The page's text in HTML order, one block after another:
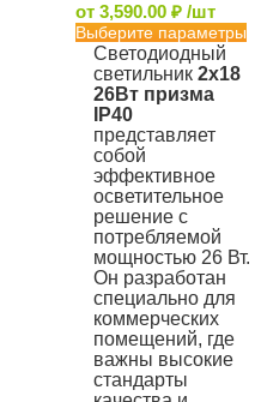
от 3,590.00 ₽ /шт
Выберите параметры
Светодиодный
светильник 2х18
26Вт призма
IP40
представляет
собой
эффективное
осветительное
решение с
потребляемой
мощностью 26 Вт.
Он разработан
специально для
коммерческих
помещений, где
важны высокие
стандарты